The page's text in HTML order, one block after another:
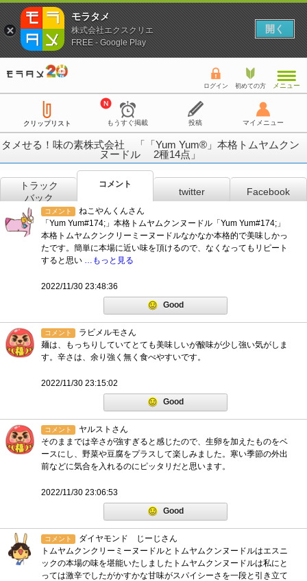
ログイン 初めての方 メニュー
クリップリスト もうすぐ掲載 投稿 マイメニュー
タメせる！味の素株式会社 「「Yum Yum®」本格トムヤムクン
ヌードル 2種14点」
トラック
バック
コメント
twitter Facebook
コメント
ねこやんくんさん
「Yum Yum#174;」本格トムヤムクンヌードル「Yum Yum#174;」
本格トムヤムクンクリーミーヌードルなかなか本格的で美味しかっ
たです。簡単に本場に近い味を頂けるので、なくなってもリピート
すると思い …もっと見る
2022/11/30 23:48:36
Good
コメント
ラビメルモさん
麺は、もっちりしていてとても美味しいが酸味が少し強い気がしま
す。辛さは、余り強く無く食べやすいです。
2022/11/30 23:15:02
Good
コメント
ヤルストさん
そのままでは辛さが強すぎると感じたので、生卵を加えたものをベ
ースにし、野菜や豆腐をプラスして楽しみました。寒い季節の外出
前などに気合を入れるのにピッタリだと思います。
2022/11/30 23:06:53
Good
コメント
ダイヤモンド じーじさん
トムヤムクンクリーミーヌードルとトムヤムクンヌードルはエスニ
ックの本場の味を堪能いたしましたトムヤムクンヌードルは私にと
っては激辛でしたがかすかな甘味がスパイシーさを一段と引き立て
モラタメ
株式会社エクスクリエ
FREE - Google Play
開く